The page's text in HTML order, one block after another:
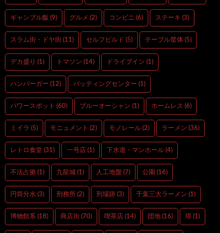
ギャンブル飯 (9) グルメ (2) コンビニ (6) ステーキ (3)
スラム街・ドヤ街 (11) セルフビルド (5) テーブル筐体 (5)
デカ盛り (1) トマソン (14) ドライブイン (1)
ハンバーガー (12) バッティングセンター (1)
パワースポット (60) ブルーオーシャン (1) ホームレス (6)
ミイラ (5) モニュメント (2) モノレール (2) ラーメン (36)
レトロ食堂 (31) 一号店 (1) 下水道・マンホール (4)
不法占拠 (1) 九龍城 (1) 人工地盤 (7) 公園 (16)
円筒分水 (3) 刑務所 (2) 刑場跡 (3) 千葉三大ラーメン (1)
博物館系 (18) 商店街 (70) 喫茶店 (14) 団地 (16) 塔 (1)